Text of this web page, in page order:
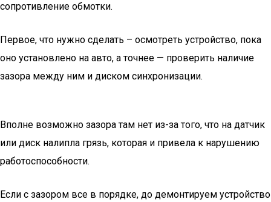
сопротивление обмотки.
Первое, что нужно сделать – осмотреть устройство, пока
оно установлено на авто, а точнее — проверить наличие
зазора между ним и диском синхронизации.
Вполне возможно зазора там нет из-за того, что на датчик
или диск налипла грязь, которая и привела к нарушению
работоспособности.
Если с зазором все в порядке, до демонтируем устройство